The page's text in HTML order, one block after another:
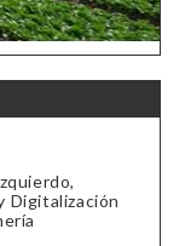
Digitalización